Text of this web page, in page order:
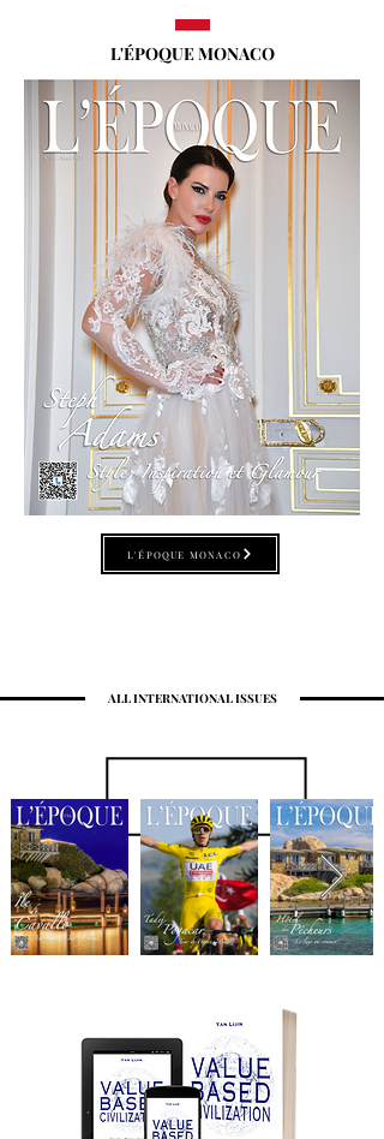
L'ÉPOQUE MONACO
L'ÉPOQUE MONACO
ALL INTERNATIONAL ISSUES